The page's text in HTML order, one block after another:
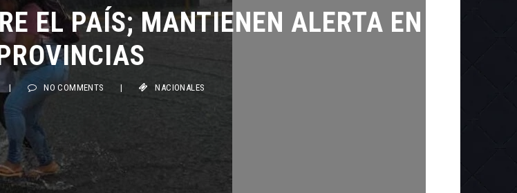
EL PAÍS; MANTIENEN ALERTA EN
| NO COMMENTS | NACIONALES